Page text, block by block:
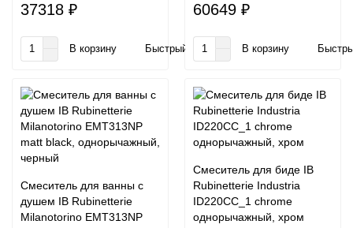
37318 ₽
В корзину Быстрый заказ
60649 ₽
В корзину
Смеситель для ванны с
душем IB Rubinetterie
Milanotorino EMT313NP
Смеситель для биде IB
Rubinetterie Industria
ID220CC_1 chrome
однорычажный, хром